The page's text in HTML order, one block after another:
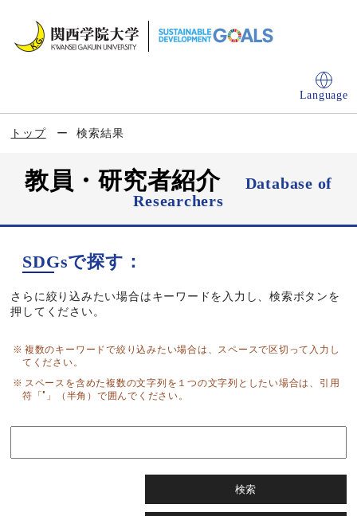
Language
トップ 検索結果
教員・研究者紹介
Database of
Researchers
SDGsで探す：
さらに絞り込みたい場合はキーワードを入力し、検索ボタンを
押してください。
複数のキーワードで絞り込みたい場合は、スペースで区切って入力し
てください。
スペースを含めた複数の文字列を１つの文字列としたい場合は、引用
符「"」（半角）で囲んでください。